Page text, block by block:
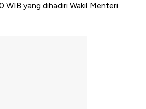
WIB yang dihadiri Wakil Menteri